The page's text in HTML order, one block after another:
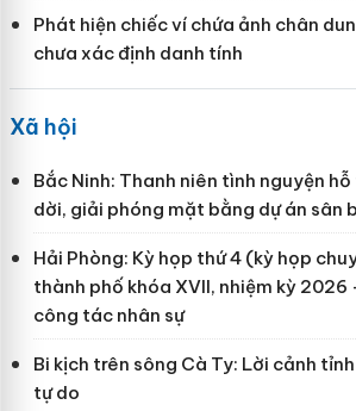
Phát hiện chiếc ví chứa ảnh chân
chưa xác định danh tính
Xã hội
Bắc Ninh: Thanh niên tình nguyện
dời, giải phóng mặt bằng dự án sân
Hải Phòng: Kỳ họp thứ 4 (kỳ họp
thành phố khóa XVII, nhiệm kỳ 2026
công tác nhân sự
Bi kịch trên sông Cà Ty: Lời cảnh
tự do